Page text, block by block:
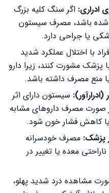
ادراری: اگر سنگ کلیه بزرگ
شده باشد، مصرف سیستون
یا جراحی دارد.
با اختلال عملکرد شدید
پزشک مشورت کنند، زیرا دارو
منع مصرف داشته باشد.
سیستون دارای اثر
در صورت مصرف داروهای مشابه
کاهش فشار خون شود.
پزشک: مصرف خودسرانه
معده یا تغییر در
مشاهده درد شدید پهلو،